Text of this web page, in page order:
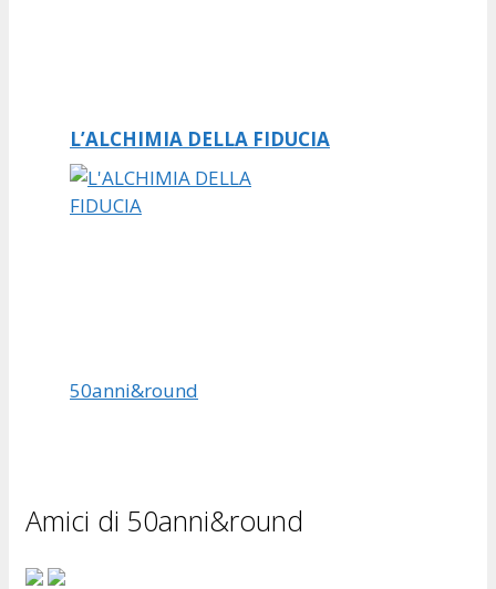
L’ALCHIMIA DELLA FIDUCIA
50anni&round
Amici di 50anni&round